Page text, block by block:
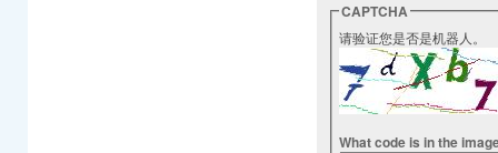
CAPTCHA
请验证您是否是机器人。
What code is in the